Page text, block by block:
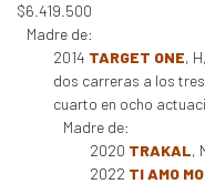
$6.419.500
Madre de:
2014 TARGET ONE,
dos carreras a los
cuarto en ocho
Madre de:
2020 TRAKAL,
2022 TI AMO